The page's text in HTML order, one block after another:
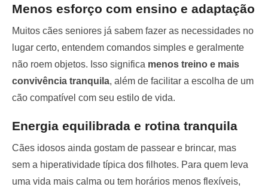
Menos esforço com ensino e adaptação
Muitos cães seniores já sabem fazer as necessidades no
lugar certo, entendem comandos simples e geralmente
não roem objetos. Isso significa menos treino e mais
convivência tranquila, além de facilitar a escolha de um
cão compatível com seu estilo de vida.
Energia equilibrada e rotina tranquila
Cães idosos ainda gostam de passear e brincar, mas
sem a hiperatividade típica dos filhotes. Para quem leva
uma vida mais calma ou tem horários menos flexíveis,